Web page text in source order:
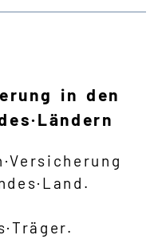
in den